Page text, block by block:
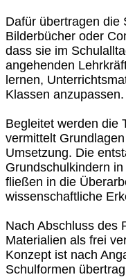
Dafür übertragen die
Bilderbücher oder
dass sie im
angehenden
lernen,
Klassen anzupassen.
Begleitet werden die
vermittelt
Umsetzung. Die
Grundschulkindern
fließen in die
wissenschaftliche
Nach Abschluss des
Materialien als frei
Konzept ist nach
Schulformen